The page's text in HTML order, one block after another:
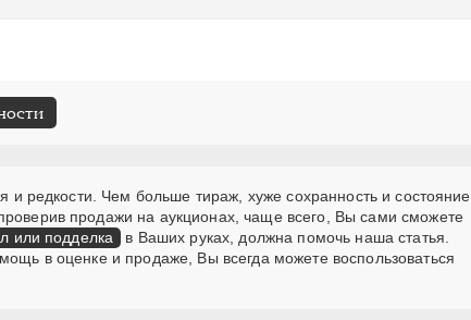
редкости. Чем больше тираж, хуже сохранность и состояние,
продажи на аукционах, чаще всего, Вы сами сможете
или подделка
в Ваших руках, должна помочь наша статья.
в оценке и продаже, Вы всегда можете воспользоваться